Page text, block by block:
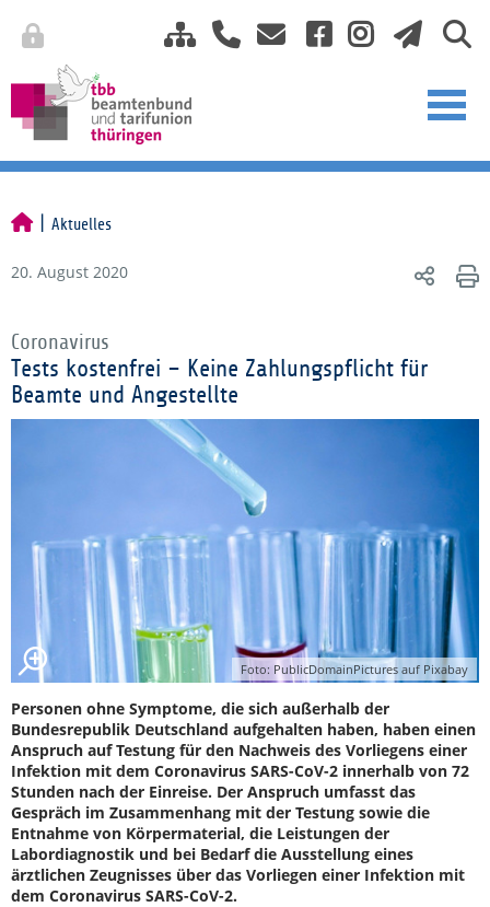
Aktuelles
20. August 2020
Coronavirus
Tests kostenfrei – Keine Zahlungspflicht für
Beamte und Angestellte
Foto: PublicDomainPictures auf Pixabay
Personen ohne Symptome, die sich außerhalb der
Bundesrepublik Deutschland aufgehalten haben, haben einen
Anspruch auf Testung für den Nachweis des Vorliegens einer
Infektion mit dem Coronavirus SARS-CoV-2 innerhalb von 72
Stunden nach der Einreise. Der Anspruch umfasst das
Gespräch im Zusammenhang mit der Testung sowie die
Entnahme von Körpermaterial, die Leistungen der
Labordiagnostik und bei Bedarf die Ausstellung eines
ärztlichen Zeugnisses über das Vorliegen einer Infektion mit
dem Coronavirus SARS-CoV-2.